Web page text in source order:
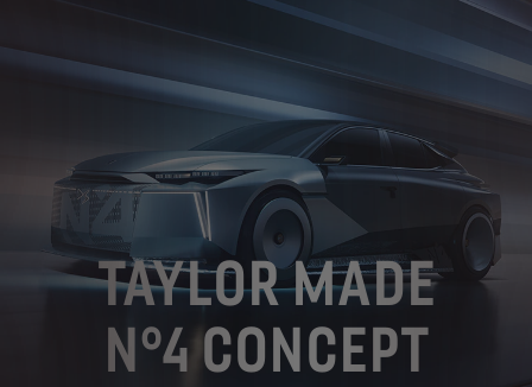
TAYLOR MADE
N°4 CONCEPT